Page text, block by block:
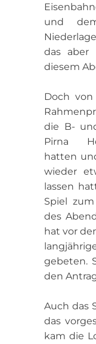
und
das aber
diesem
Doch
die B-
Pirna
hatten
wieder
lassen
Spiel
des
hat vor
gebeten.
den
Auch das
das
kam die